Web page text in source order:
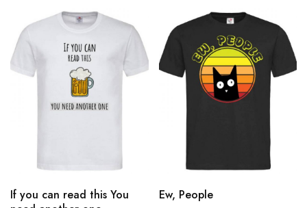
If you can read this You
Ew, People